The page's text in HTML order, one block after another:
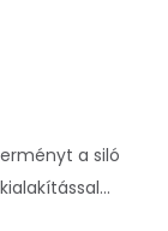
a siló